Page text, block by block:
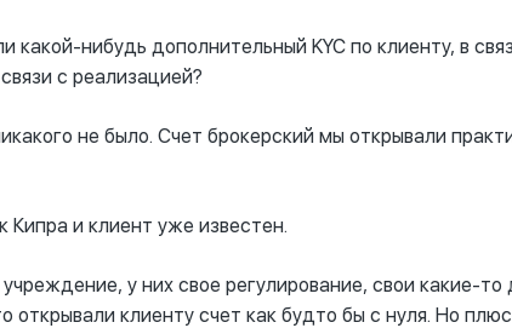
какой-нибудь дополнительный KYC по клиенту, в
с реализацией?
не было. Счет брокерский мы открывали
Кипра и клиент уже известен.
у них свое регулирование, свои какие-
открывали клиенту счет как будто бы с нуля. Но